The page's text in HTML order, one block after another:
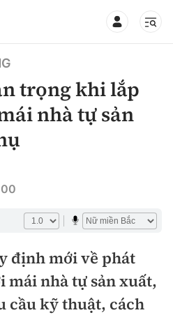
trọng khi lắp
nhà tự sản
định mới về phát
nhà tự sản xuất,
cầu kỹ thuật, cách